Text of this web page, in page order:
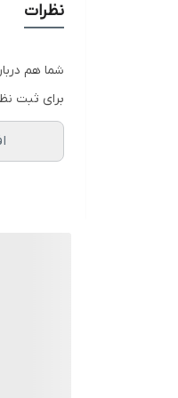
نظرات
شما هم
برای ثبت